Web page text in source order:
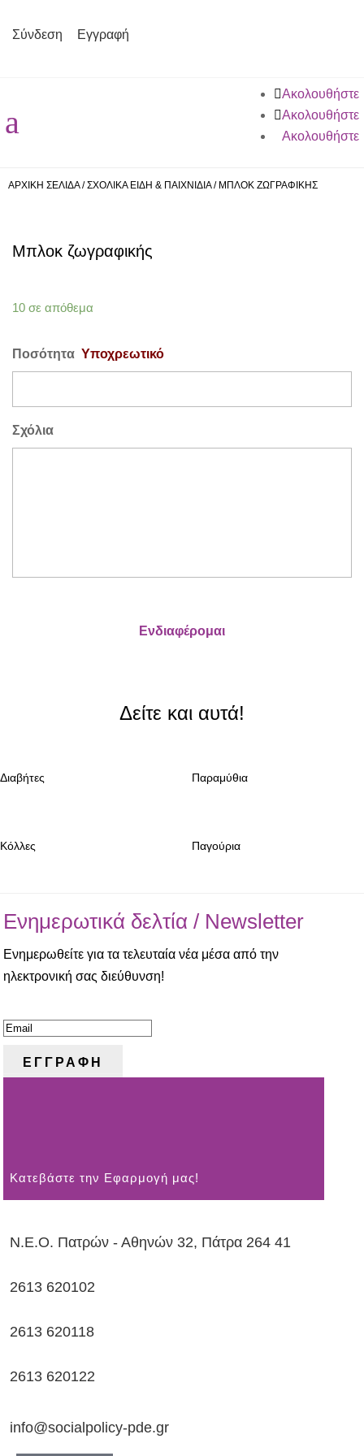
Σύνδεση Εγγραφή
a
Ακολουθήστε
Ακολουθήστε
Ακολουθήστε
ΑΡΧΙΚΗ ΣΕΛΙΔΑ/ΣΧΟΛΙΚΑ ΕΙΔΗ & ΠΑΙΧΝΙΔΙΑ/ ΜΠΛΟΚ ΖΩΓΡΑΦΙΚΗΣ
Μπλοκ ζωγραφικής
10 σε απόθεμα
Ποσότητα Υποχρεωτικό
Σχόλια
Δείτε και αυτά!
Διαβήτες Παραμύθια
Κόλλες Παγούρια
Ενημερωτικά δελτία / Newsletter
Ενημερωθείτε για τα τελευταία νέα μέσα από την
ηλεκτρονική σας διεύθυνση!
ΕΓΓΡΑΦΗ
Kατεβάστε την Εφαρμογή μας!
Ν.Ε.Ο. Πατρών - Αθηνών 32, Πάτρα 264 41
2613 620102
2613 620118
2613 620122
info@socialpolicy-pde.gr